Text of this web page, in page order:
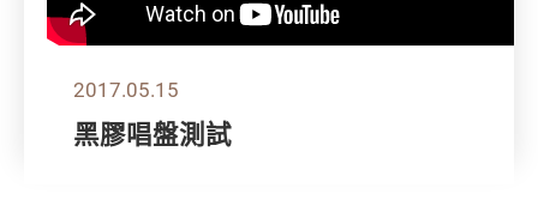
2017.05.15
黑膠唱盤測試